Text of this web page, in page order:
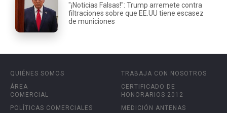
"¡Noticias Falsas!": Trump arremete contra
filtraciones sobre que EE.UU tiene escasez
de municiones
QUIÉNES SOMOS
ÁREA
COMERCIAL
POLÍTICAS COMERCIALES
TRABAJA CON NOSOTROS
CERTIFICADO DE
HONORARIOS 2012
MEDICIÓN ANTENAS